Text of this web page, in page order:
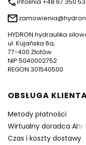
infolinia +48 67 350
HYDRON hydraulika
ul. Kujańska 6a,
77-400 Złotów
NIP 5040002752
REGON 301540500
Linki w stopce
OBSŁUGA
Metody płatności
Wirtualny doradca
Czas i koszty dostawy